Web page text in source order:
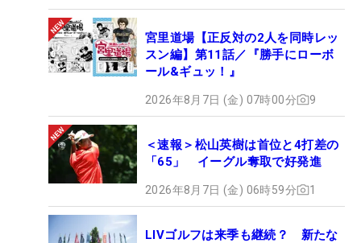
宮里道場【正反対の2人を同時レッ
スン編】第11話／『勝手にローボ
ール&ギュッ！』
2026年8月7日 (金) 07時00分 9
＜速報＞松山英樹は首位と4打差の
「65」 イーグル奪取で好発進
2026年8月7日 (金) 06時59分 1
LIVゴルフは来季も継続？ 新たな